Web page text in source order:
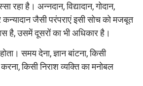
रहा है। अन्नदान, विद्यादान, गोदान,
जैसी परंपराएं इसी सोच को मजबूत
है, उसमें दूसरों का भी अधिकार है।
समय देना, ज्ञान बांटना, किसी
किसी निराश व्यक्ति का मनोबल